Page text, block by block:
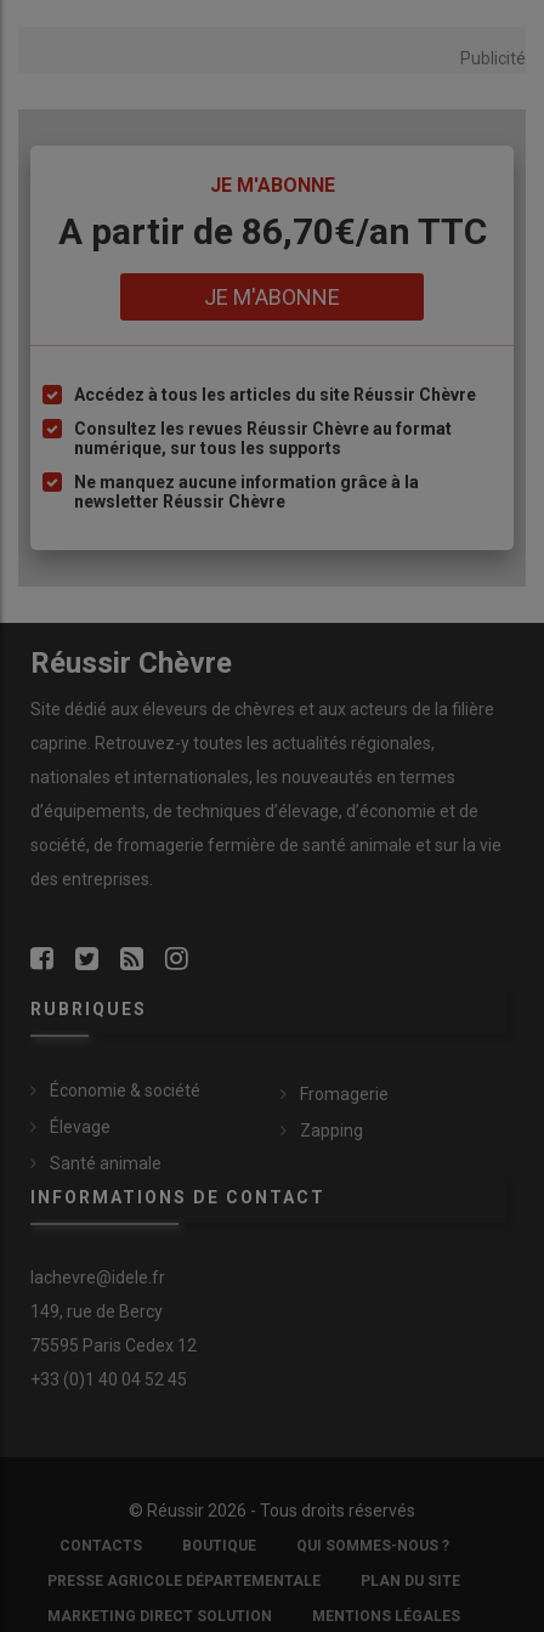
Publicité
JE M'ABONNE
Body
A partir de 86,70€/an TTC
JE M'ABONNE
Liste
à
puce
Accédez à tous les articles du site Réussir Chèvre
Consultez les revues Réussir Chèvre au format
numérique, sur tous les supports
Ne manquez aucune information grâce à la
newsletter Réussir Chèvre
Réussir Chèvre
Site dédié aux éleveurs de chèvres et aux acteurs de la filière
caprine. Retrouvez-y toutes les actualités régionales,
nationales et internationales, les nouveautés en termes
d’équipements, de techniques d’élevage, d’économie et de
société, de fromagerie fermière de santé animale et sur la vie
des entreprises.
RUBRIQUES
Économie & société
Élevage
Santé animale
Fromagerie
Zapping
INFORMATIONS DE CONTACT
lachevre@idele.fr
149, rue de Bercy
75595 Paris Cedex 12
+33 (0)1 40 04 52 45
© Réussir 2026 - Tous droits réservés
FOOTER
COPYRIGHT
CONTACTS BOUTIQUE QUI SOMMES-NOUS ?
PRESSE AGRICOLE DÉPARTEMENTALE PLAN DU SITE
MARKETING DIRECT SOLUTION MENTIONS LÉGALES